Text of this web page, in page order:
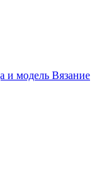
и модель Вязание